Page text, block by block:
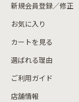
新規会員登録／修正
お気に入り
カートを見る
選ばれる理由
ご利用ガイド
店舗情報